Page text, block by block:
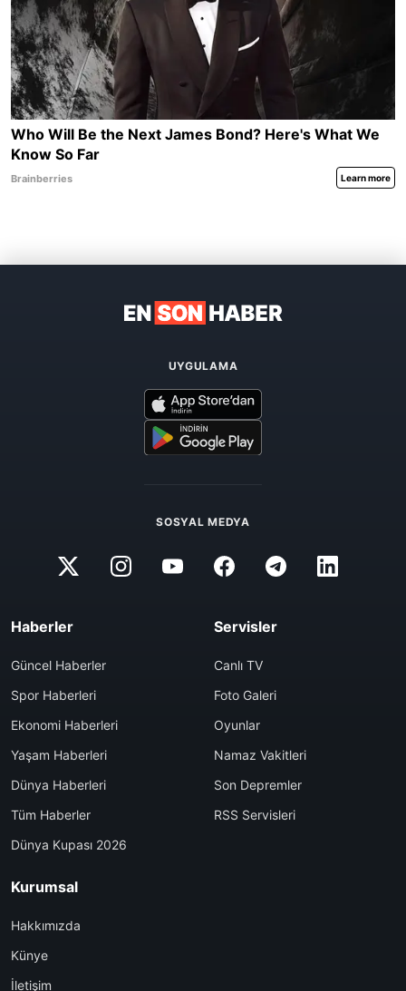
UYGULAMA
SOSYAL MEDYA
Haberler
Güncel Haberler
Spor Haberleri
Ekonomi Haberleri
Yaşam Haberleri
Dünya Haberleri
Tüm Haberler
Dünya Kupası 2026
Servisler
Canlı TV
Foto Galeri
Oyunlar
Namaz Vakitleri
Son Depremler
RSS Servisleri
Kurumsal
Hakkımızda
Künye
İletişim